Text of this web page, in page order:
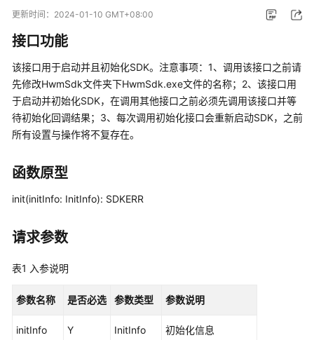
动
务
公
告
产
介
绍
费
说
购
买
更新时间： 2024-01-10 GMT+08:00
接口功能
该接口用于启动并且初始化SDK。注意事项：1、调用该接口之前请
先修改HwmSdk文件夹下HwmSdk.exe文件的名称；2、该接口用
于启动并初始化SDK，在调用其他接口之前必须先调用该接口并等
待初始化回调结果；3、每次调用初始化接口会重新启动SDK，之前
所有设置与操作将不复存在。
函数原型
init(initInfo: InitInfo): SDKERR
请求参数
表1 入参说明
参数名称 是否必选 参数类型 参数说明
initInfo Y InitInfo 初始化信息